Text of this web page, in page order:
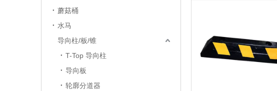
蘑菇桶
水马
导向柱/板/锥
T-Top 导向柱
导向板
轮廓分道器